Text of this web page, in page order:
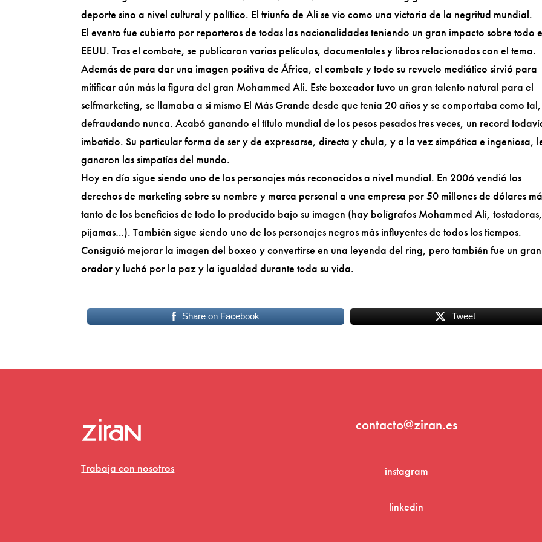
deporte sino a nivel cultural y político. El triunfo de Ali se vio como una victoria de la negritud mundial.
El evento fue cubierto por reporteros de todas las nacionalidades teniendo un gran impacto sobre todo
EEUU. Tras el combate, se publicaron varias películas, documentales y libros relacionados con el tema.
Además de para dar una imagen positiva de África, el combate y todo su revuelo mediático sirvió para
mitificar aún más la figura del gran Mohammed Ali. Este boxeador tuvo un gran talento natural para el
selfmarketing, se llamaba a si mismo El Más Grande desde que tenía 20 años y se comportaba como
defraudando nunca. Acabó ganando el título mundial de los pesos pesados tres veces, un record
imbatido. Su particular forma de ser y de expresarse, directa y chula, y a la vez simpática e ingeniosa,
ganaron las simpatías del mundo.
Hoy en día sigue siendo uno de los personajes más reconocidos a nivel mundial. En 2006 vendió los
derechos de marketing sobre su nombre y marca personal a una empresa por 50 millones de dólares
tanto de los beneficios de todo lo producido bajo su imagen (hay bolígrafos Mohammed Ali, tostadoras,
pijamas…). También sigue siendo uno de los personajes negros más influyentes de todos los tiempos.
Consiguió mejorar la imagen del boxeo y convertirse en una leyenda del ring, pero también fue un gran
orador y luchó por la paz y la igualdad durante toda su vida.
Share on Facebook Tweet
Trabaja con nosotros
contacto@ziran.es
instagram
linkedin